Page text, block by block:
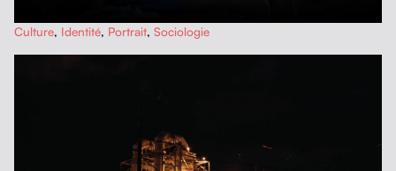
…
Culture, Identité, Portrait, Sociologie